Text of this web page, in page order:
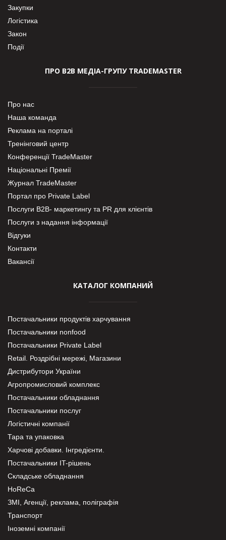
Закупки
Логістика
Закон
Події
ПРО В2В МЕДІА-ГРУПУ TRADEMASTER
Про нас
Наша команда
Реклама на порталі
Тренінговий центр
Конференції TradeMaster
Національні Премії
Журнал TradeMaster
Портал про Private Label
Послуги В2В- маркетингу та PR для клієнтів
Послуги з надання інформації
Відгуки
Контакти
Вакансії
КАТАЛОГ КОМПАНИЙ
Постачальники продуктів харчування
Постачальники nonfood
Постачальники Private Label
Retail. Роздрібні мережі, Магазини
Дистрибутори України
Агропромисловий комплекс
Постачальники обладнання
Постачальники послуг
Логістичні компанії
Тара та упаковка
Харчові добавки. Інгредієнти.
Постачальники IT-рішень
Складське обладнання
HoReCa
ЗМІ, Агенції, реклама, поліграфія
Транспорт
Іноземні компанії